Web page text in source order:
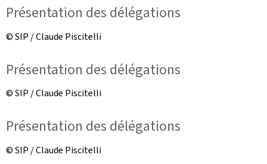
Présentation des délégations
© SIP / Claude Piscitelli
Présentation des délégations
© SIP / Claude Piscitelli
Présentation des délégations
© SIP / Claude Piscitelli